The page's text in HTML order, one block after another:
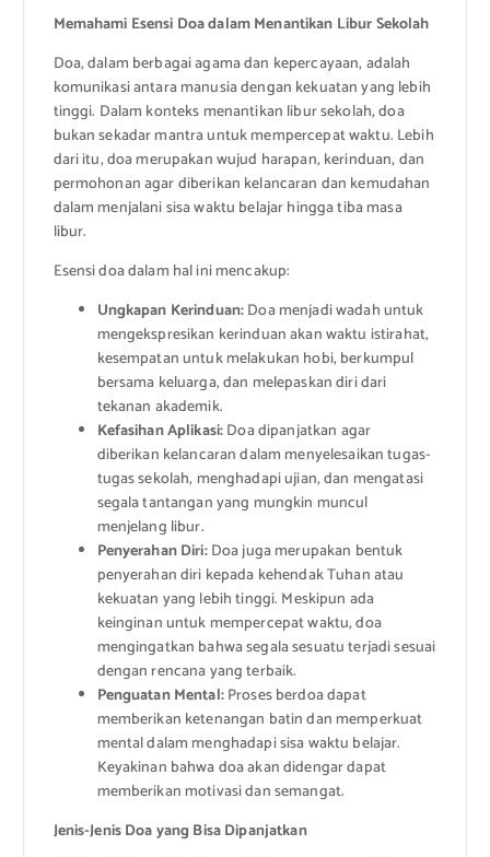
Memahami Esensi Doa dalam Menantikan Libur Sekolah
Doa, dalam berbagai agama dan kepercayaan, adalah
komunikasi antara manusia dengan kekuatan yang lebih
tinggi. Dalam konteks menantikan libur sekolah, doa
bukan sekadar mantra untuk mempercepat waktu. Lebih
dari itu, doa merupakan wujud harapan, kerinduan, dan
permohonan agar diberikan kelancaran dan kemudahan
dalam menjalani sisa waktu belajar hingga tiba masa
libur.
Esensi doa dalam hal ini mencakup:
Ungkapan Kerinduan:Doa menjadi wadah untuk
mengekspresikan kerinduan akan waktu istirahat,
kesempatan untuk melakukan hobi, berkumpul
bersama keluarga, dan melepaskan diri dari
tekanan akademik.
Kefasihan Aplikasi:Doa dipanjatkan agar
diberikan kelancaran dalam menyelesaikan tugas-
tugas sekolah, menghadapi ujian, dan mengatasi
segala tantangan yang mungkin muncul
menjelang libur.
Penyerahan Diri:Doa juga merupakan bentuk
penyerahan diri kepada kehendak Tuhan atau
kekuatan yang lebih tinggi. Meskipun ada
keinginan untuk mempercepat waktu, doa
mengingatkan bahwa segala sesuatu terjadi sesuai
dengan rencana yang terbaik.
Penguatan Mental:Proses berdoa dapat
memberikan ketenangan batin dan memperkuat
mental dalam menghadapi sisa waktu belajar.
Keyakinan bahwa doa akan didengar dapat
memberikan motivasi dan semangat.
Jenis-Jenis Doa yang Bisa Dipanjatkan